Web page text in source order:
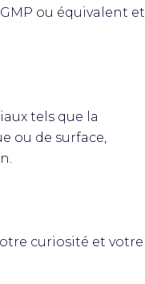
ou équivalent et
tels que la
ou de surface,
curiosité et votre